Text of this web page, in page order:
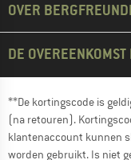
OVER
DE
**De kortingscode is
(na retouren).
klantenaccount kunnen
worden gebruikt. Is niet